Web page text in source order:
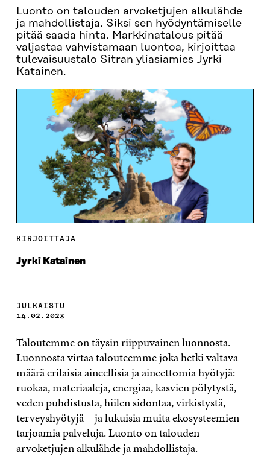
Luonto on talouden arvoketjujen alkulähde
ja mahdollistaja. Siksi sen hyödyntämiselle
pitää saada hinta. Markkinatalous pitää
valjastaa vahvistamaan luontoa, kirjoittaa
tulevaisuustalo Sitran yliasiamies Jyrki
Katainen.
KIRJOITTAJA
Jyrki Katainen
JULKAISTU
14.02.2023
Taloutemme on täysin riippuvainen luonnosta.
Luonnosta virtaa talouteemme joka hetki valtava
määrä erilaisia aineellisia ja aineettomia hyötyjä:
ruokaa, materiaaleja, energiaa, kasvien pölytystä,
veden puhdistusta, hiilen sidontaa, virkistystä,
terveyshyötyjä – ja lukuisia muita ekosysteemien
tarjoamia palveluja. Luonto on talouden
arvoketjujen alkulähde ja mahdollistaja.